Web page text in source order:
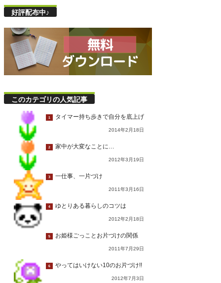
好評配布中♪
このカテゴリの人気記事
1 タイマー持ち歩きで自分を底上げ
2014年2月18日
2 家中が大変なことに…
2012年3月19日
3 一仕事、一片づけ
2011年3月16日
4 ゆとりある暮らしのコツは
2012年2月18日
5 お姫様ごっことお片づけの関係
2011年7月29日
6 やってはいけない10のお片づけ!!
2012年7月3日